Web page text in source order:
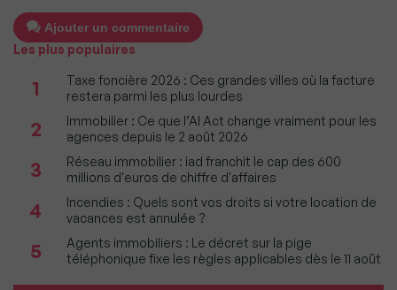
Ajouter un commentaire
Les plus populaires
1
Taxe foncière 2026 : Ces grandes villes où la facture
restera parmi les plus lourdes
2
Immobilier : Ce que l’AI Act change vraiment pour les
agences depuis le 2 août 2026
3
Réseau immobilier : iad franchit le cap des 600
millions d'euros de chiffre d'affaires
4
Incendies : Quels sont vos droits si votre location de
vacances est annulée ?
5
Agents immobiliers : Le décret sur la pige
téléphonique fixe les règles applicables dès le 11 août